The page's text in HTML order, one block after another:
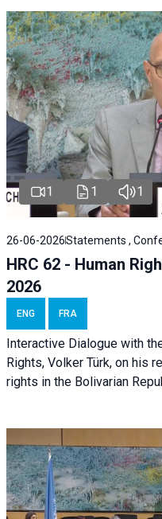
1 1 1
26-06-2026Statements ,
HRC 62 - Human
2026
ENG FRA
Interactive Dialogue with
Rights, Volker Türk, on his
rights in the Bolivarian